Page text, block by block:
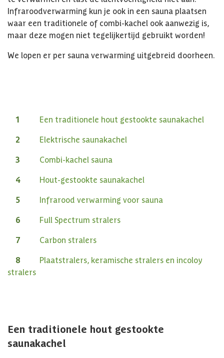
Infraroodverwarming kun je ook in een sauna plaatsen
waar een traditionele of combi-kachel ook aanwezig is,
maar deze mogen niet tegelijkertijd gebruikt worden!
We lopen er per sauna verwarming uitgebreid doorheen.
Een traditionele hout gestookte saunakachel
Elektrische saunakachel
Combi-kachel sauna
Hout-gestookte saunakachel
Infrarood verwarming voor sauna
Full Spectrum stralers
Carbon stralers
Plaatstralers, keramische stralers en incoloy
stralers
Een traditionele hout gestookte
saunakachel